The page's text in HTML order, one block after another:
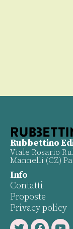
Rubbettino
Viale Rosario
Mannelli (CZ)
Info
Contatti
Proposte
Privacy policy